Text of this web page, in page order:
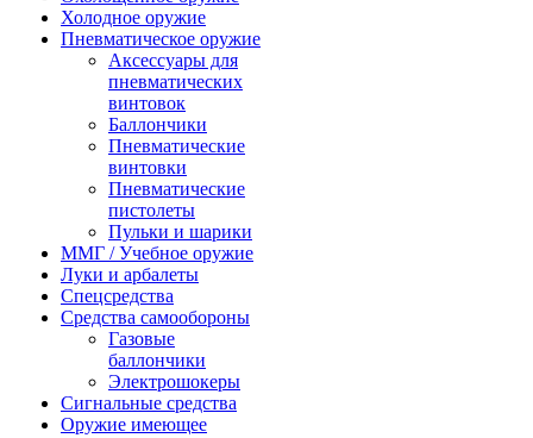
Холодное оружие
Пневматическое оружие
Аксессуары для
пневматических
винтовок
Баллончики
Пневматические
винтовки
Пневматические
пистолеты
Пульки и шарики
ММГ / Учебное оружие
Луки и арбалеты
Спецсредства
Средства самообороны
Газовые
баллончики
Электрошокеры
Сигнальные средства
Оружие имеющее